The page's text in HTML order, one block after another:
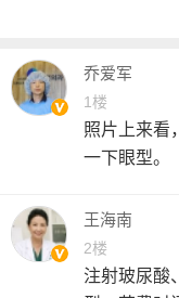
乔爱军
1楼
照片上来看
一下眼型。
王海南
2楼
注射玻尿酸